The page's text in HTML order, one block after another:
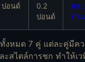
ปอนด์
0.2
ปอนด์
สท.
บ้าน
งหมด 7 คู่ แต่ละคู่มีค
สไตล์การชก ทำให้เ